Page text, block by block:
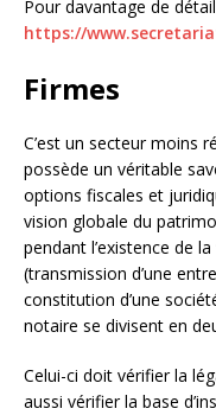
Pour davantage de
https://
Firmes
C’est un secteur moins
possède un véritable
options fiscales et
vision globale du
pendant l’existence de
(transmission d’une
constitution d’une
notaire se divisent en
Celui-ci doit vérifier la
aussi vérifier la base